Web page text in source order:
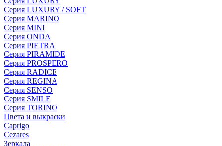
Серия LUXURY / SOFT
Серия MARINO
Серия MINI
Серия ONDA
Серия PIETRA
Серия PIRAMIDE
Серия PROSPERO
Серия RADICE
Серия REGINA
Серия SENSO
Серия SMILE
Серия TORINO
Цвета и выкраски
Caprigo
Cezares
Зеркала